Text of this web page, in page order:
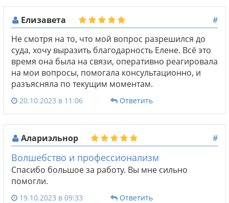
Елизавета
#
Не смотря на то, что мой вопрос разрешился до
суда, хочу выразить благодарность Елене. Всё это
время она была на связи, оперативно реагировала
на мои вопросы, помогала консультационно, и
разъясняла по текущим моментам.
20.10.2023 в 11:06 Ответить
Алариэльнор #
Волшебство и профессионализм
Спасибо большое за работу. Вы мне сильно
помогли.
19.10.2023 в 09:33 Ответить